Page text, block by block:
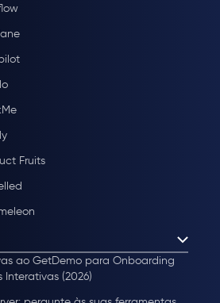
Fruits
ao GetDemo para Onboarding
Interativas (2026)